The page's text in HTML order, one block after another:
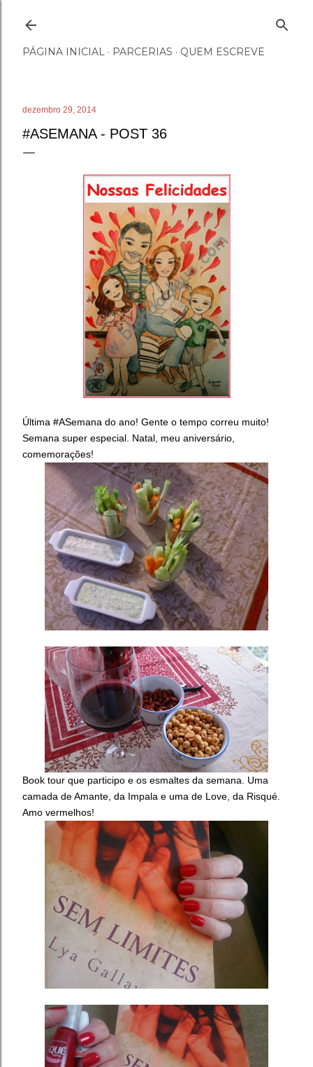
PÁGINA INICIAL PARCERIAS QUEM ESCREVE
dezembro 29, 2014
#ASEMANA - POST 36
Última #ASemana do ano! Gente o tempo correu muito!
Semana super especial. Natal, meu aniversário,
comemorações!
Book tour que participo e os esmaltes da semana. Uma
camada de Amante, da Impala e uma de Love, da Risqué.
Amo vermelhos!